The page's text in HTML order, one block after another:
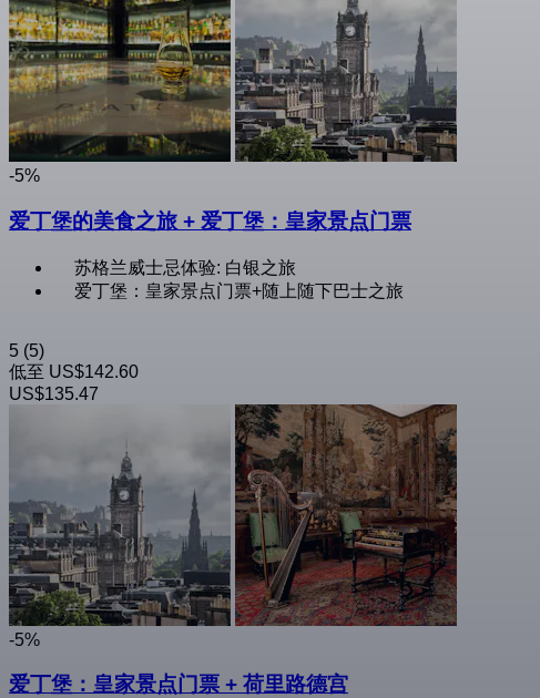
-5%
爱丁堡的美食之旅 + 爱丁堡：皇家景点门票
苏格兰威士忌体验: 白银之旅
爱丁堡：皇家景点门票+随上随下巴士之旅
5 (5)
低至 US$142.60
US$135.47
-5%
爱丁堡：皇家景点门票 + 荷里路德宫